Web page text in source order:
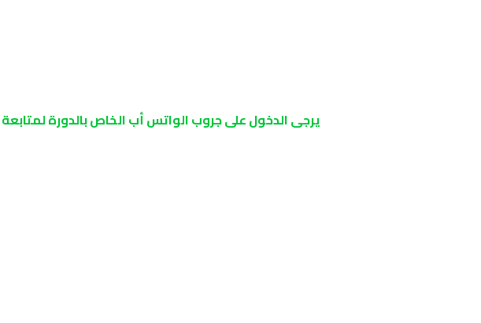
يرجى الدخول على جروب الواتس أب الخاص بالدورة